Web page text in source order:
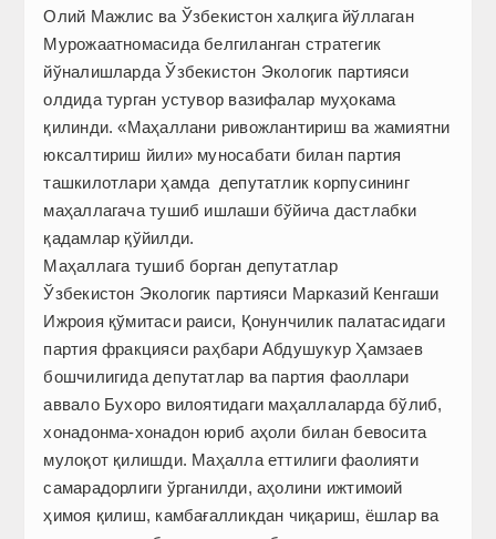
Олий Мажлис ва Ўзбекистон халқига йўллаган
Мурожаатномасида белгиланган стратегик
йўналишларда Ўзбекистон Экологик партияси
олдида турган устувор вазифалар муҳокама
қилинди. «Маҳаллани ривожлантириш ва жамиятни
юксалтириш йили» муносабати билан партия
ташкилотлари ҳамда депутатлик корпусининг
маҳаллагача тушиб ишлаши бўйича дастлабки
қадамлар қўйилди.
Маҳаллага тушиб борган депутатлар
Ўзбекистон Экологик партияси Марказий Кенгаши
Ижроия қўмитаси раиси, Қонунчилик палатасидаги
партия фракцияси раҳбари Абдушукур Ҳамзаев
бошчилигида депутатлар ва партия фаоллари
аввало Бухоро вилоятидаги маҳаллаларда бўлиб,
хонадонма-хонадон юриб аҳоли билан бевосита
мулоқот қилишди. Маҳалла еттилиги фаолияти
самарадорлиги ўрганилди, аҳолини ижтимоий
ҳимоя қилиш, камбағалликдан чиқариш, ёшлар ва